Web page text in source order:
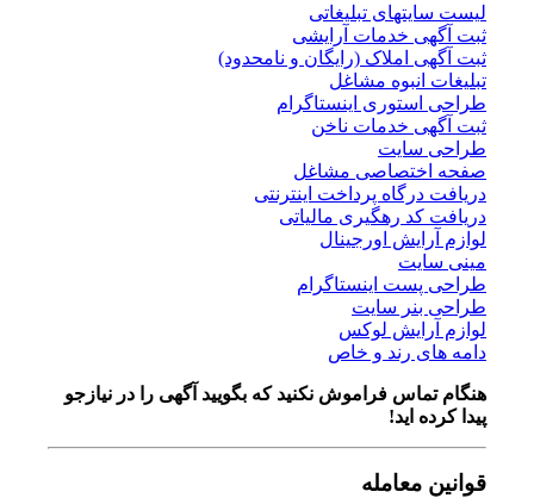
لیست سایتهای تبلیغاتی
ثبت آگهی خدمات آرایشی
ثبت آگهی املاک (رایگان و نامحدود)
تبلیغات انبوه مشاغل
طراحی استوری اینستاگرام
ثبت آگهی خدمات ناخن
طراحی سایت
صفحه اختصاصی مشاغل
دریافت درگاه پرداخت اینترنتی
دریافت کد رهگیری مالیاتی
لوازم آرایش اورجینال
مینی سایت
طراحی پست اینستاگرام
طراحی بنر سایت
لوازم آرایش لوکس
دامه های رند و خاص
هنگام تماس فراموش نکنید که بگویید آگهی را در نیازجو
پیدا کرده اید!
قوانین معامله